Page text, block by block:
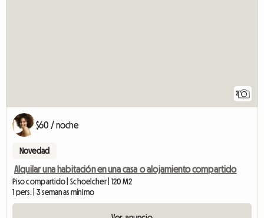
2
$60 / noche
Novedad
Alquilar una habitación en una casa o alojamiento compartido
Piso compartido | Schoelcher | 120 M2
1 pers. | 3 semanas mínimo